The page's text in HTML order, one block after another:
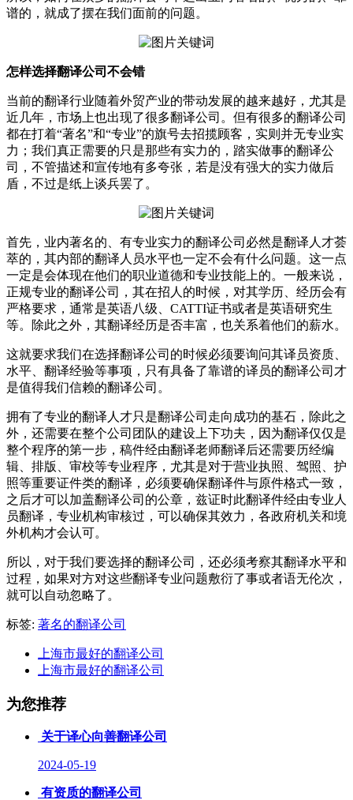
谱的，就成了摆在我们面前的问题。
怎样选择翻译公司不会错
当前的翻译行业随着外贸产业的带动发展的越来越好，尤其是
近几年，市场上也出现了很多翻译公司。但有很多的翻译公司
都在打着“著名”和“专业”的旗号去招揽顾客，实则并无专业实
力；我们真正需要的只是那些有实力的，踏实做事的翻译公
司，不管描述和宣传地有多夸张，若是没有强大的实力做后
盾，不过是纸上谈兵罢了。
首先，业内著名的、有专业实力的翻译公司必然是翻译人才荟
萃的，其内部的翻译人员水平也一定不会有什么问题。这一点
一定是会体现在他们的职业道德和专业技能上的。一般来说，
正规专业的翻译公司，其在招人的时候，对其学历、经历会有
严格要求，通常是英语八级、CATTI证书或者是英语研究生
等。除此之外，其翻译经历是否丰富，也关系着他们的薪水。
这就要求我们在选择翻译公司的时候必须要询问其译员资质、
水平、翻译经验等事项，只有具备了靠谱的译员的翻译公司才
是值得我们信赖的翻译公司。
拥有了专业的翻译人才只是翻译公司走向成功的基石，除此之
外，还需要在整个公司团队的建设上下功夫，因为翻译仅仅是
整个程序的第一步，稿件经由翻译老师翻译后还需要历经编
辑、排版、审校等专业程序，尤其是对于营业执照、驾照、护
照等重要证件类的翻译，必须要确保翻译件与原件格式一致，
之后才可以加盖翻译公司的公章，兹证时此翻译件经由专业人
员翻译，专业机构审核过，可以确保其效力，各政府机关和境
外机构才会认可。
所以，对于我们要选择的翻译公司，还必须考察其翻译水平和
过程，如果对方对这些翻译专业问题敷衍了事或者语无伦次，
就可以自动忽略了。
标签: 著名的翻译公司
上海市最好的翻译公司
上海市最好的翻译公司
为您推荐
关于译心向善翻译公司
2024-05-19
有资质的翻译公司